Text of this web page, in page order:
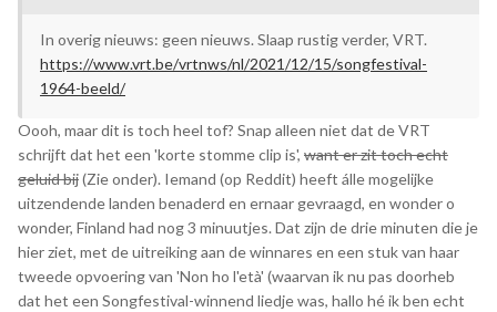
In overig nieuws: geen nieuws. Slaap rustig verder, VRT.
https://www.vrt.be/vrtnws/nl/2021/12/15/songfestival-
1964-beeld/
Oooh, maar dit is toch heel tof? Snap alleen niet dat de VRT
schrijft dat het een 'korte stomme clip is', want er zit toch echt
geluid bij(Zie onder). Iemand (op Reddit) heeft álle mogelijke
uitzendende landen benaderd en ernaar gevraagd, en wonder o
wonder, Finland had nog 3 minuutjes. Dat zijn de drie minuten die je
hier ziet, met de uitreiking aan de winnares en een stuk van haar
tweede opvoering van 'Non ho l'età' (waarvan ik nu pas doorheb
dat het een Songfestival-winnend liedje was, hallo hé ik ben echt